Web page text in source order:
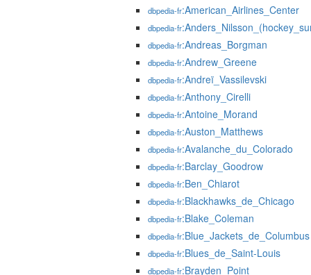
dbpedia-fr:American_Airlines_Center
dbpedia-fr
dbpedia-fr:Andreas_Borgman
dbpedia-fr:Andrew_Greene
dbpedia-fr:Andreï_Vassilevski
dbpedia-fr:Anthony_Cirelli
dbpedia-fr:Antoine_Morand
dbpedia-fr:Auston_Matthews
dbpedia-fr:Avalanche_du_Colorado
dbpedia-fr:Barclay_Goodrow
dbpedia-fr:Ben_Chiarot
dbpedia-fr:Blackhawks_de_Chicago
dbpedia-fr:Blake_Coleman
dbpedia-fr:Blue_Jackets_de_Columbus
dbpedia-fr:Blues_de_Saint-Louis
dbpedia-fr:Brayden_Point